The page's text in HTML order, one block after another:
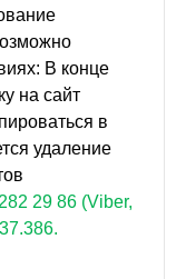
В конце
на сайт
в
удаление
29 86 (Viber,